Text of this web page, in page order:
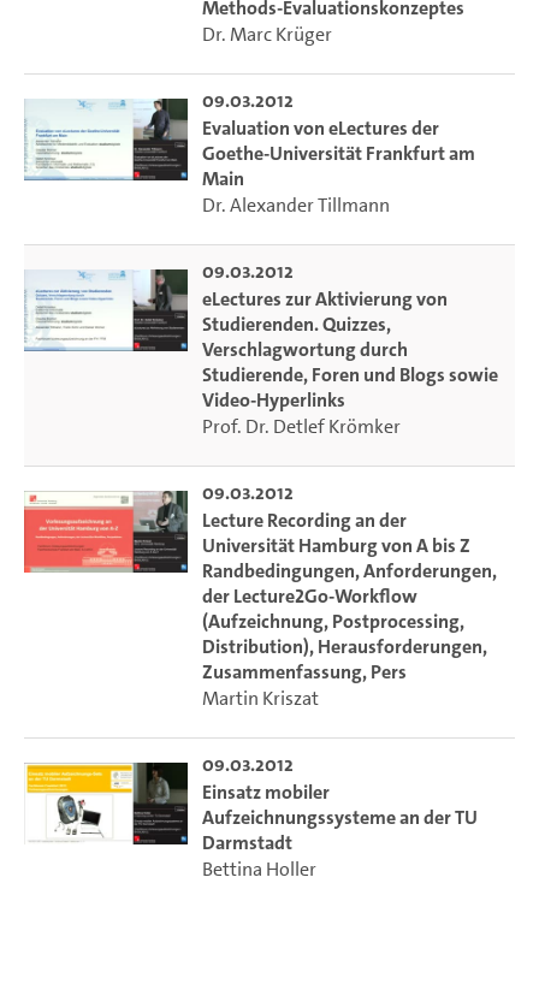
---
Zunehmend stellen Hochschulen ihren Studierenden
Mitschnitte von Vorlesungen online zur Verfügung. Ob als
Videoaufzeichnung des Vortragenden oder lediglich als
Screencast: Es stellen sich viele technische,
organisatorische und nicht zuletzt didaktische Fragen. Wer
erbringt welche Dienstleistungen? Welche Prozesse der
Erstellung, Produktion, Veröffentlichung und Verwaltung
von Aufzeichnungen lassen sich automatisieren? Welche
Ausgabeformate sind geeignet? Welche technischen
Ressourcen und Infrastrukturen erforderlich? Welche
Konzepte unterstützen eine aktive Rezeption der Inhalte,
sieht es mit dem Rechtemanagement aus? Welche
Ansprüche an die Verfügbarkeit sind realistisch? Gibt es
passende Gesamtlösungen auf dem Markt, oder bieten
Eigenentwicklungen hier die beste Passgenauigkeit? Und
was kostet welche Lösung auf längere Sicht?
Das Fachforum möchte Akteurinnen und Akteuren aus
eLearning-Einrichtungen an Hochschulen einen Rahmen für
den fachlichen Austausch geben, mit dem Ziel, den
Überblick über bestehende Ansätze zu fördern, Parameter
für nachhaltige Entscheidungen zu identifizieren und sich
zu vernetzen.
Methods-Evaluationskonzeptes
Dr. Marc Krüger
09.03.2012
Evaluation von eLectures der
Goethe-Universität Frankfurt am
Main
Dr. Alexander Tillmann
09.03.2012
eLectures zur Aktivierung von
Studierenden. Quizzes,
Verschlagwortung durch
Studierende, Foren und Blogs sowie
Video-Hyperlinks
Prof. Dr. Detlef Krömker
09.03.2012
Lecture Recording an der
Universität Hamburg von A bis Z
Randbedingungen, Anforderungen,
der Lecture2Go-Workflow
(Aufzeichnung, Postprocessing,
Distribution), Herausforderungen,
Zusammenfassung, Pers
Martin Kriszat
09.03.2012
Einsatz mobiler
Aufzeichnungssysteme an der TU
Darmstadt
Bettina Holler